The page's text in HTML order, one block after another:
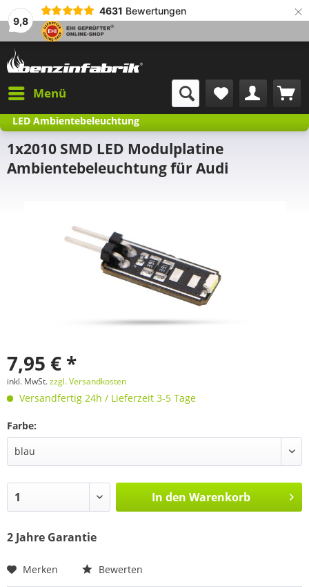
9,8
4631 Bewertungen ×
Menü
LED Ambientebeleuchtung
1x2010 SMD LED Modulplatine
Ambientebeleuchtung für Audi
7,95 € *
inkl. MwSt.zzgl. Versandkosten
Versandfertig 24h / Lieferzeit 3-5 Tage
Farbe:
In den Warenkorb
2 Jahre Garantie
Merken Bewerten